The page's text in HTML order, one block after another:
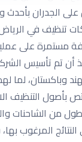
على الجدران
تنظيف في
على عملية
أن تم تأسيس
وباكستان،
بأصول
الشاحنات
المرغوب